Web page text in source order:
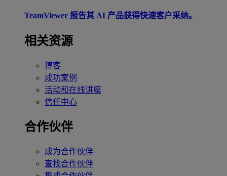
TeamViewer 报告其 AI 产品获得快速客户采纳。
相关资源
博客
成功案例
活动和在线讲座
信任中心
合作伙伴
成为合作伙伴
查找合作伙伴